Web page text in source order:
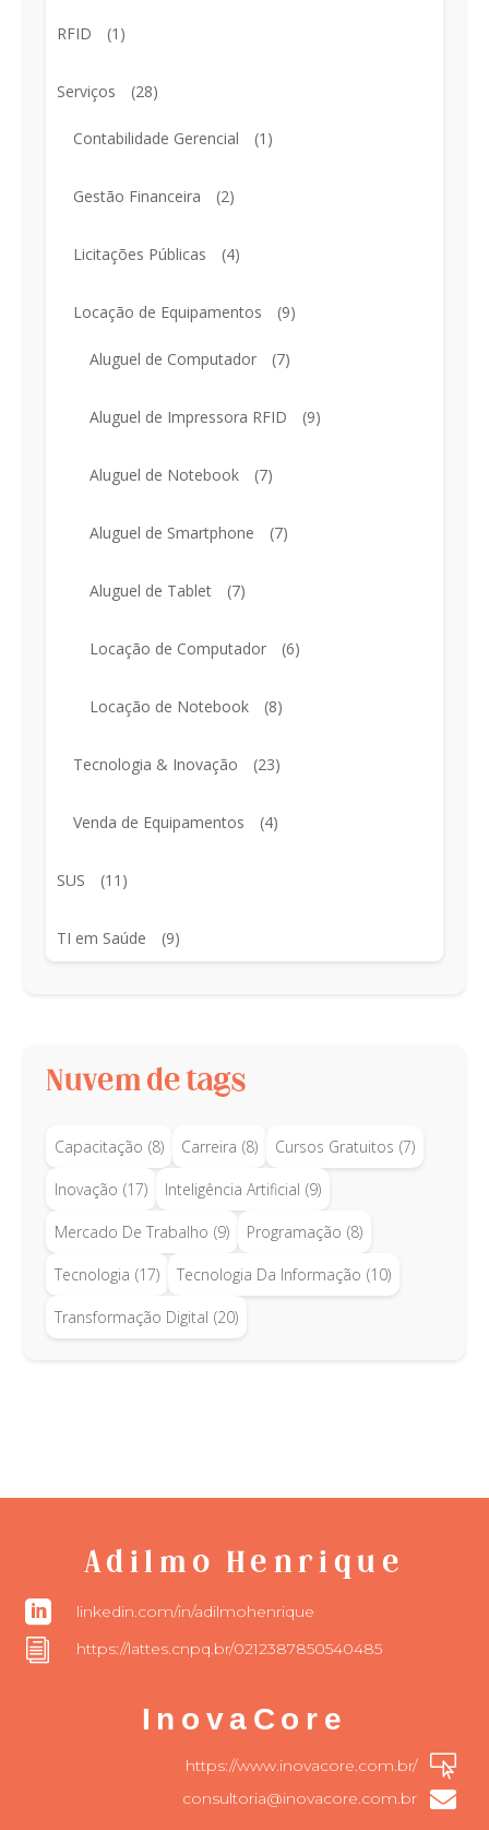
RFID (1)
Serviços (28)
Contabilidade Gerencial (1)
Gestão Financeira (2)
Licitações Públicas (4)
Locação de Equipamentos (9)
Aluguel de Computador (7)
Aluguel de Impressora RFID (9)
Aluguel de Notebook (7)
Aluguel de Smartphone (7)
Aluguel de Tablet (7)
Locação de Computador (6)
Locação de Notebook (8)
Tecnologia & Inovação (23)
Venda de Equipamentos (4)
SUS (11)
TI em Saúde (9)
Nuvem de tags
Capacitação (8) Carreira (8) Cursos Gratuitos (7)
Inovação (17) Inteligência Artificial (9)
Mercado De Trabalho (9) Programação (8)
Tecnologia (17) Tecnologia Da Informação (10)
Transformação Digital (20)
Adilmo Henrique
 linkedin.com/in/adilmohenrique
i https://lattes.cnpq.br/0212387850540485
InovaCore

https://www.inovacore.com.br/

consultoria@inovacore.com.br